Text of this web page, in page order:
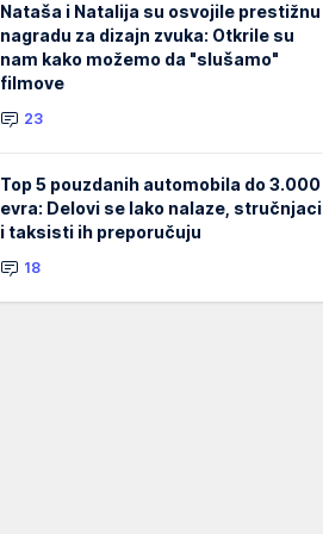
Nataša i Natalija su osvojile prestižnu
nagradu za dizajn zvuka: Otkrile su
nam kako možemo da "slušamo"
filmove
23
Top 5 pouzdanih automobila do 3.000
evra: Delovi se lako nalaze, stručnjaci
i taksisti ih preporučuju
18